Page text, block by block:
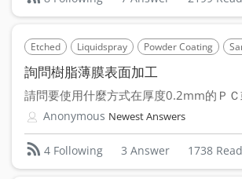
Etched Liquidspray Powder Coating
詢問樹脂薄膜表面加工
Anonymous Newest Answers
4 Following 3 Answer 1738 Read